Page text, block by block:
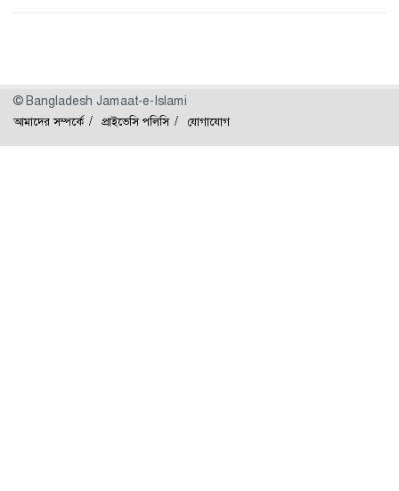
© Bangladesh Jamaat-e-Islami
আমাদের সম্পর্কে প্রাইভেসি পলিসি যোগাযোগ